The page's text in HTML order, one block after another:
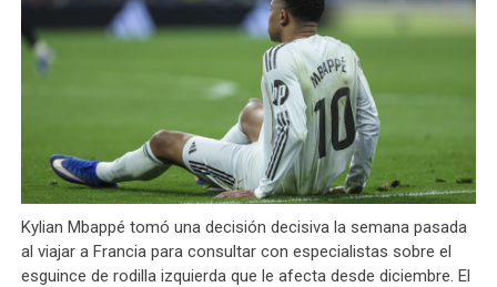
Kylian Mbappé tomó una decisión decisiva la semana pasada
al viajar a Francia para consultar con especialistas sobre el
esguince de rodilla izquierda que le afecta desde diciembre. El